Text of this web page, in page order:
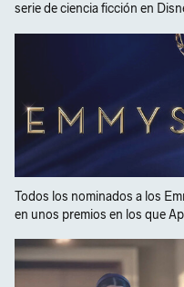
serie de ciencia ficción en
Todos los nominados a los
en unos premios en los que